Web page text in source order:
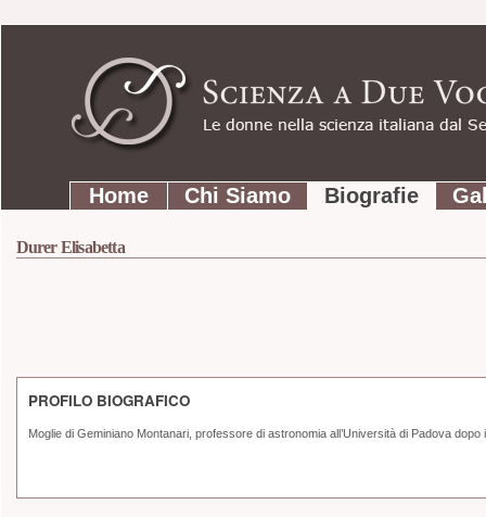
contenuti.
Strumenti
personali
SezioniHome Chi Siamo Biografie
Durer Elisabetta
PROFILO BIOGRAFICO
Moglie di Geminiano Montanari, professore di astronomia all’Università di Padova